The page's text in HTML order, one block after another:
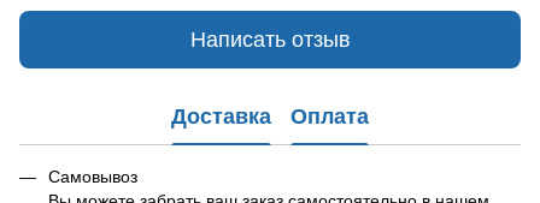
Написать отзыв
Доставка Оплата
Самовывоз